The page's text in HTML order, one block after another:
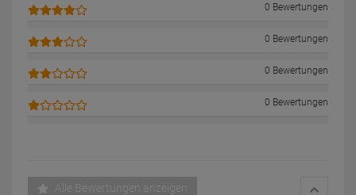
0 Bewertungen
0 Bewertungen
0 Bewertungen
0 Bewertungen
Alle Bewertungen anzeigen